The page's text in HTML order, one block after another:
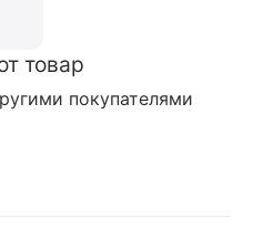
товар
покупателями